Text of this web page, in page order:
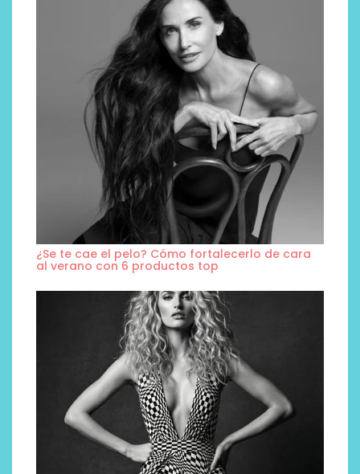
¿Se te cae el pelo? Cómo fortalecerlo de cara
al verano con 6 productos top